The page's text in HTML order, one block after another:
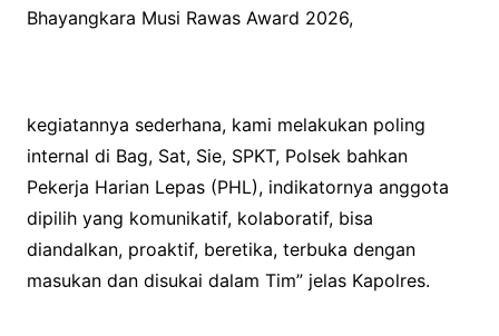
Bhayangkara Musi Rawas Award 2026,
kegiatannya sederhana, kami melakukan poling
internal di Bag, Sat, Sie, SPKT, Polsek bahkan
Pekerja Harian Lepas (PHL), indikatornya anggota
dipilih yang komunikatif, kolaboratif, bisa
diandalkan, proaktif, beretika, terbuka dengan
masukan dan disukai dalam Tim” jelas Kapolres.